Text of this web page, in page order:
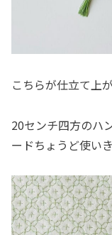
こちらが仕立て上
20センチ四方のハ
ードちょうど使い